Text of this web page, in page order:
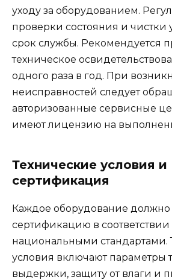
уходу за оборудованием.
проверки состояния и чистки
срок службы. Рекомендуется
техническое
одного раза в год. При
неисправностей следует
авторизованные сервисные
имеют лицензию на
Технические условия и
сертификация
Каждое оборудование должно
сертификацию в соответствии
национальными стандартами.
условия включают параметры
выдержки, защиту от влаги и